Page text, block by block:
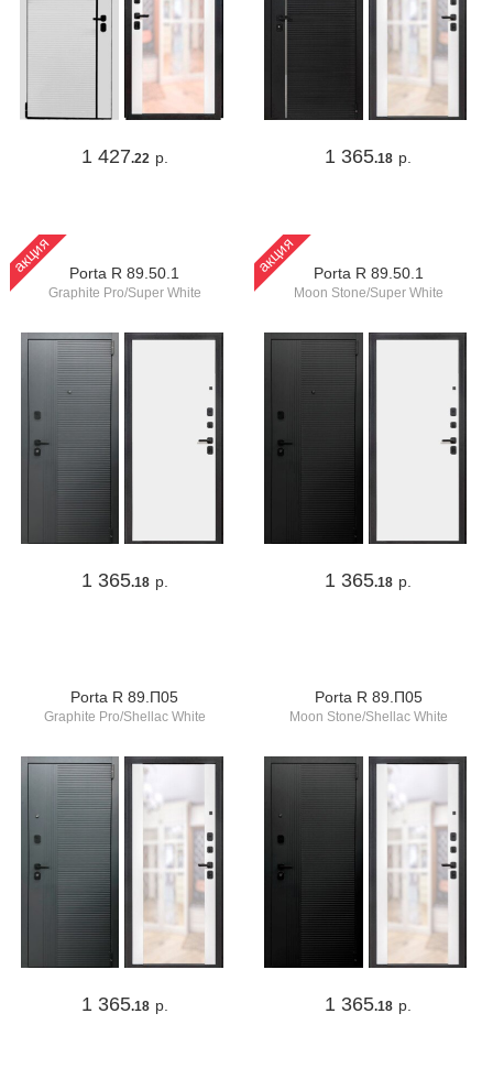
1 427.22 р. 1 365.18 р.
акция Porta R 89.50.1
Graphite Pro/Super White
1 365.18 р.
акция Porta R 89.50.1
Moon Stone/Super White
1 365.18 р.
Porta R 89.П05
Graphite Pro/Shellac White
1 365.18 р.
Porta R 89.П05
Moon Stone/Shellac White
1 365.18 р.